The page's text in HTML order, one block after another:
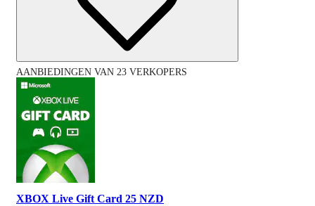
AANBIEDINGEN VAN 23 VERKOPERS
XBOX Live Gift Card 25 NZD